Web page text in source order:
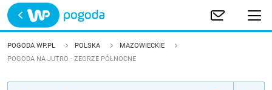
Trwa ładowanie
POLSKA
POGODA WP.PL POLSKA
MAZOWIECKIE
POGODA NA JUTRO - ZEGRZE PÓŁNOCNE